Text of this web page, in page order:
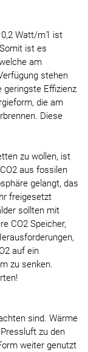
Watt/m1 ist
ist es
am
stehen
geringste Effizienz
die am
Diese
zu wollen, ist
aus fossilen
gelangt, das
freigesetzt
sollten mit
CO2 Speicher,
auf ein
zu senken.
sind. Wärme
zu den
weiter genutzt